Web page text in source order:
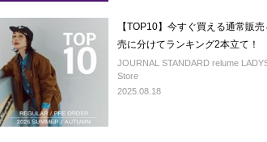
【TOP10】今すぐ買える通常販売
売に分けてランキング2本立て！
JOURNAL STANDARD relume
Store
2025.08.18